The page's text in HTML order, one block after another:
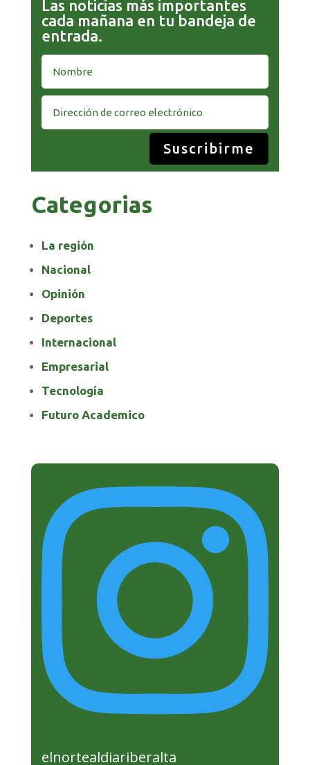
Las noticias más importantes
cada mañana en tu bandeja de
entrada.
Suscribirme
Categorias
La región
Nacional
Opinión
Deportes
Internacional
Empresarial
Tecnología
Futuro Academico
elnortealdiariberalta